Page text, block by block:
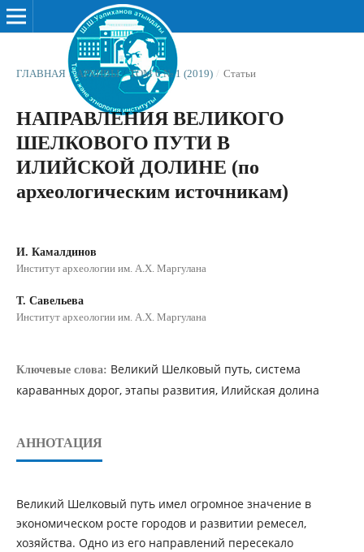
ГЛАВНАЯ / АРХИВЫ / ТОМ 6 № 1 (2019) / Статьи
НАПРАВЛЕНИЯ ВЕЛИКОГО
ШЕЛКОВОГО ПУТИ В
ИЛИЙСКОЙ ДОЛИНЕ (по
археологическим источникам)
И. Камалдинов
Институт археологии им. А.Х. Маргулана
Т. Савельева
Институт археологии им. А.Х. Маргулана
Ключевые слова: Великий Шелковый путь, система
караванных дорог, этапы развития, Илийская долина
АННОТАЦИЯ
Великий Шелковый путь имел огромное значение в
экономическом росте городов и развитии ремесел,
хозяйства. Одно из его направлений пересекало